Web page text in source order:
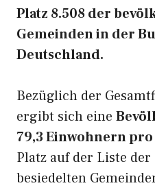
Platz 8.508 der
Gemeinden in der
Deutschland.
Bezüglich der
ergibt sich eine
79,3 Einwohnern pro
Platz auf der Liste
besiedelten